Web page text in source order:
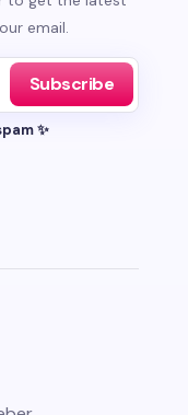
email.
Subscribe
✨